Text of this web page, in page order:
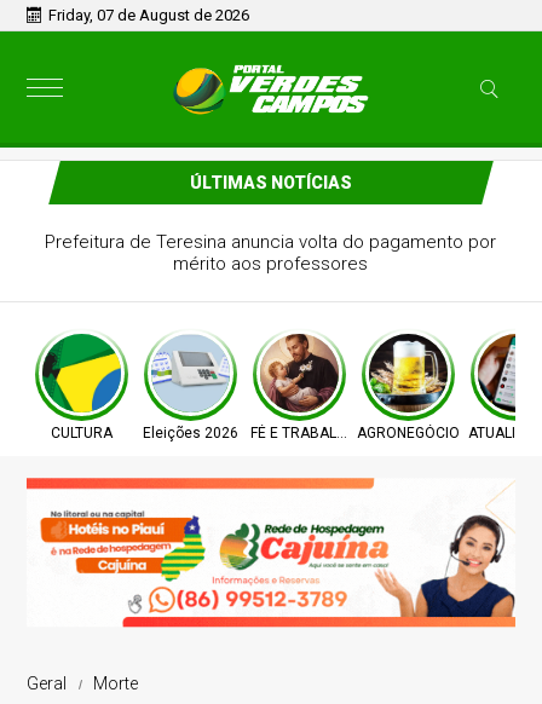
Friday, 07 de August de 2026
ÚLTIMAS NOTÍCIAS
Prefeitura de Teresina anuncia volta do pagamento por
mérito aos professores
CULTURA Eleições 2026 FÉ E TRABALHOAGRONEGÓCIO
Geral Morte